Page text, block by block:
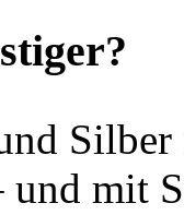
Silber
und mit